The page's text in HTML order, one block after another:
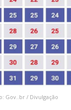
Gov..br / Divulgação